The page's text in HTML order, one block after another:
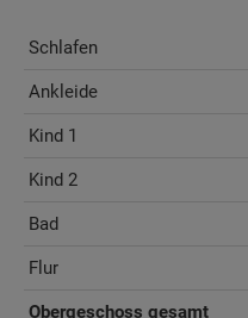
Schlafen
Ankleide
Kind 1
Kind 2
Bad
Flur
Obergeschoss gesamt